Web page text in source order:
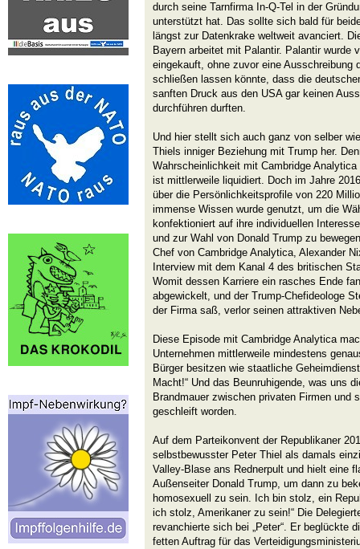
durch seine Tarnfirma In-Q-Tel in der
unterstützt hat. Das sollte sich bald für
längst zur Datenkrake weltweit avanciert.
Bayern arbeitet mit Palantir. Palantir wurde
eingekauft, ohne zuvor eine Ausschreibung
schließen lassen könnte, dass die
sanften Druck aus den USA gar keinen
durchführen durften.
Und hier stellt sich auch ganz von selber
Thiels inniger Beziehung mit Trump her.
Wahrscheinlichkeit mit Cambridge
ist mittlerweile liquidiert. Doch im Jahre
über die Persönlichkeitsprofile von 220
immense Wissen wurde genutzt, um die
konfektioniert auf ihre individuellen
und zur Wahl von Donald Trump zu
Chef von Cambridge Analytica, Alexander
Interview mit dem Kanal 4 des britischen
Womit dessen Karriere ein rasches Ende
abgewickelt, und der Trump-Chefideologe
der Firma saß, verlor seinen attraktiven
Diese Episode mit Cambridge Analytica
Unternehmen mittlerweile mindestens
Bürger besitzen wie staatliche
Macht!“ Und das Beunruhigende, was uns
Brandmauer zwischen privaten Firmen und
geschleift worden.
Auf dem Parteikonvent der Republikaner
selbstbewusster Peter Thiel als damals
Valley-Blase ans Rednerpult und hielt eine
Außenseiter Donald Trump, um dann zu
homosexuell zu sein. Ich bin stolz, ein
ich stolz, Amerikaner zu sein!“ Die
revanchierte sich bei „Peter“. Er beglückte
fetten Auftrag für das